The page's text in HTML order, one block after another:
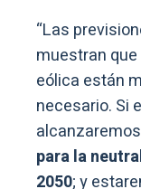
“Las
muestran
eólica están
necesario. Si
alcanzaremos
para la
2050; y